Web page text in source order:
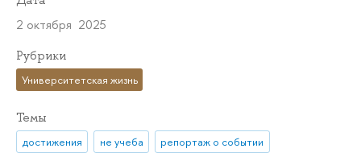
2 октября 2025
Рубрики
Университетская жизнь
Темы
достижения не учеба репортаж о событии